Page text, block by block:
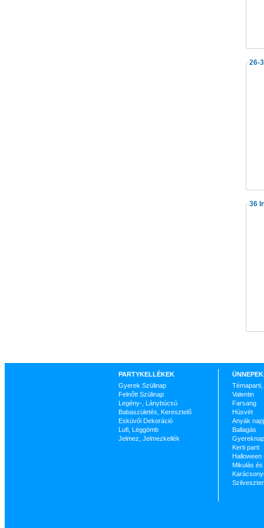
26-
36
PARTYKELLÉKEK
Gyerek Szülinap
Felnőtt Szülinap
Legény-, Lánybúcsú
Babaszületés, Keresztelő
Esküvői Dekoráció
Lufi, Léggömb
Jelmez, Jelmezkellék
Valentin
Farsang
Húsvét
Anyák
Ballagás
Gyereknap
Kerti parti
Halloween
Mikulás és